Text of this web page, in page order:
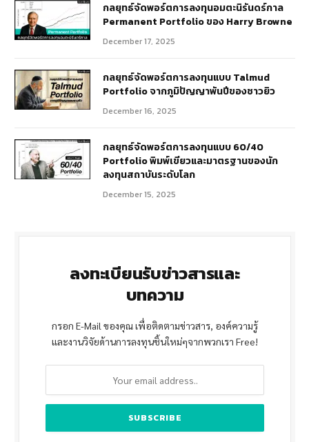
กลยุทธ์​จัดพอร์ตการลงทุนอมตะนิรันดร์กาล
Permanent Portfolio ของ Harry Browne
December 17, 2025
กลยุทธ์จัดพอร์ตการลงทุนแบบ Talmud
Portfolio จากภูมิปัญญาพันปีของชาวยิว
December 16, 2025
กลยุทธ์จัดพอร์ตการลงทุนแบบ 60/40
Portfolio พิมพ์เขียวและมาตรฐานของนัก
ลงทุนสถาบันระดับโลก
December 15, 2025
ลงทะเบียนรับข่าวสารและ
บทความ
กรอก E-Mail ของคุณ เพื่อติดตามข่าวสาร, องค์ความรู้
และงานวิจัยด้านการลงทุนชิ้นใหม่ๆจากพวกเรา Free!